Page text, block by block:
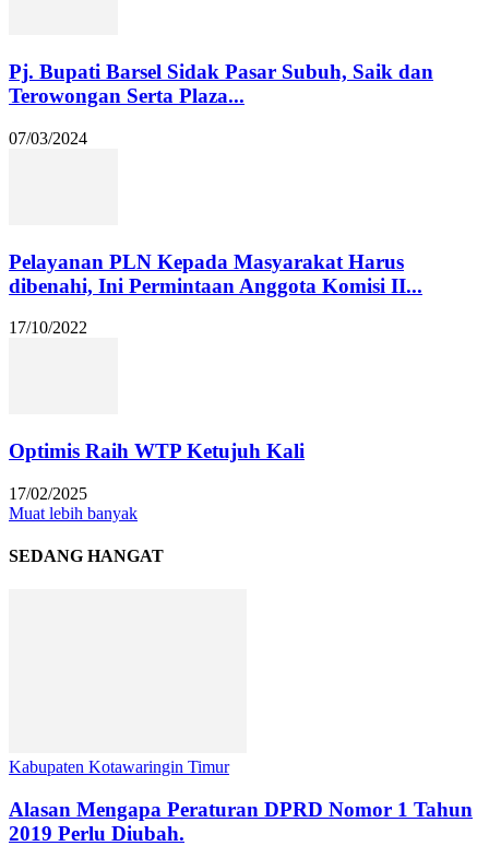
Pj. Bupati Barsel Sidak Pasar Subuh, Saik dan
Terowongan Serta Plaza...
07/03/2024
Pelayanan PLN Kepada Masyarakat Harus
dibenahi, Ini Permintaan Anggota Komisi II...
17/10/2022
Optimis Raih WTP Ketujuh Kali
17/02/2025
Muat lebih banyak
SEDANG HANGAT
Kabupaten Kotawaringin Timur
Alasan Mengapa Peraturan DPRD Nomor 1 Tahun
2019 Perlu Diubah.